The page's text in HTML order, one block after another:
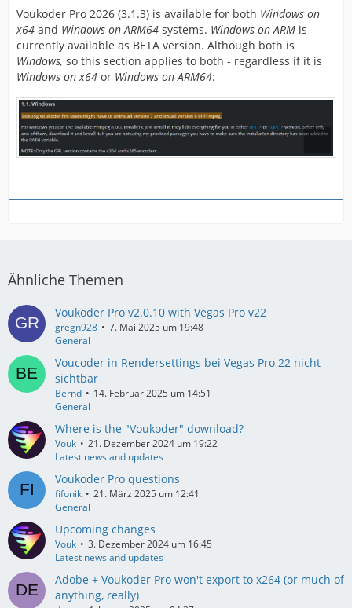
Voukoder Pro 2026 (3.1.3) is available for both Windows on
x64 and Windows on ARM64 systems. Windows on ARM is
currently available as BETA version. Although both is
Windows, so this section applies to both - regardless if it is
Windows on x64 or Windows on ARM64:
Ähnliche Themen
Voukoder Pro v2.0.10 with Vegas Pro v22
gregn928
7. Mai 2025 um 19:48
General
Voucoder in Rendersettings bei Vegas Pro 22 nicht
sichtbar
Bernd
14. Februar 2025 um 14:51
General
Where is the "Voukoder" download?
Vouk
21. Dezember 2024 um 19:22
Latest news and updates
Voukoder Pro questions
fifonik
21. März 2025 um 12:41
General
Upcoming changes
Vouk
3. Dezember 2024 um 16:45
Latest news and updates
Adobe + Voukoder Pro won't export to x264 (or much of
anything, really)